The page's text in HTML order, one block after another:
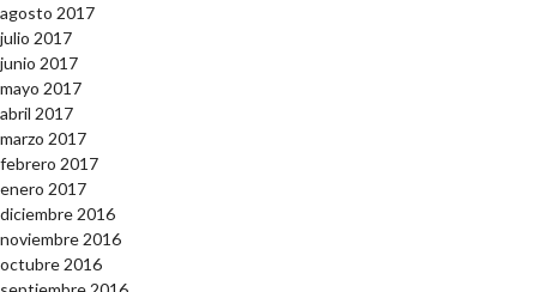
agosto 2017
julio 2017
junio 2017
mayo 2017
abril 2017
marzo 2017
febrero 2017
enero 2017
diciembre 2016
noviembre 2016
octubre 2016